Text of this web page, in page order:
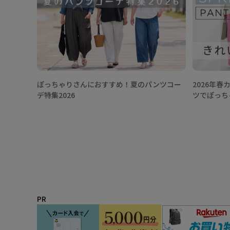
ぽっちゃりさんにおすすめ！夏のパンツコー
デ特集2026
2026年春
ツでぽっ
PR